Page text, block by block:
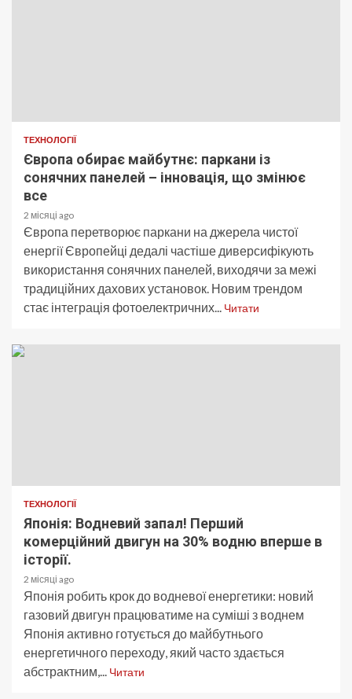
ТЕХНОЛОГІЇ
Європа обирає майбутнє: паркани із
сонячних панелей – інновація, що змінює
все
2 місяці ago
Європа перетворює паркани на джерела чистої
енергії Європейці дедалі частіше диверсифікують
використання сонячних панелей, виходячи за межі
традиційних дахових установок. Новим трендом
стає інтеграція фотоелектричних... Читати
ТЕХНОЛОГІЇ
Японія: Водневий запал! Перший
комерційний двигун на 30% водню вперше в
історії.
2 місяці ago
Японія робить крок до водневої енергетики: новий
газовий двигун працюватиме на суміші з воднем
Японія активно готується до майбутнього
енергетичного переходу, який часто здається
абстрактним,... Читати